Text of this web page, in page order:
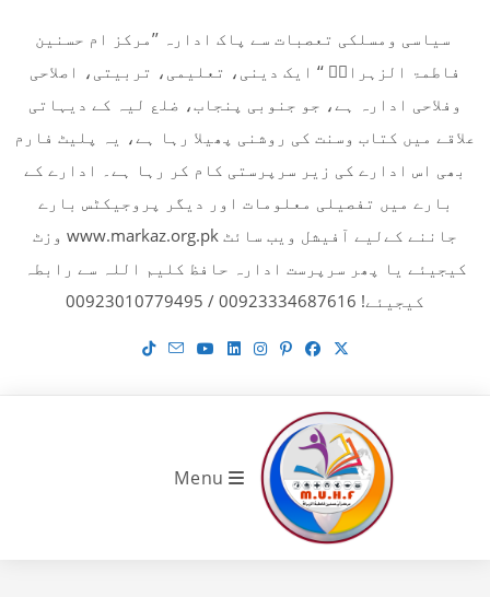
content
سیاسی ومسلکی تعصبات سے پاک ادارہ ’’مرکز ام حسنین
فاطمۃ الزہراءؓ ‘‘ ایک دینی، تعلیمی، تربیتی، اصلاحی
وفلاحی ادارہ ہے، جو جنوبی پنجاب، ضلع لیہ کے دیہاتی
علاقے میں کتاب وسنت کی روشنی پھیلا رہا ہے، یہ پلیٹ فارم
بھی اس ادارے کی زیر سرپرستی کام کر رہا ہے۔ ادارے کے
بارے میں تفصیلی معلومات اور دیگر پروجیکٹس بارے
جاننے کےلیے آفیشل ویب سائٹ www.markaz.org.pk وزٹ
کیجیئے یا پھر سرپرست ادارہ حافظ کلیم اللہ سے رابطہ
کیجیئے! 00923334687616 / 00923010779495
Menu